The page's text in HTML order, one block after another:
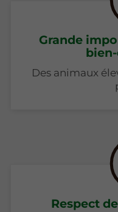
Grande
Des animaux
Respect